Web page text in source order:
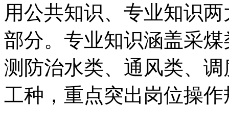
用公共知识、专业知识
部分。专业知识涵盖采
测防治水类、通风类、
工种，重点突出岗位操